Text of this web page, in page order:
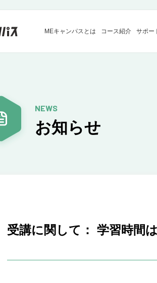
MEキャンパスとは コース紹介 サポー
NEWS
お知らせ
受講に関して： 学習時間